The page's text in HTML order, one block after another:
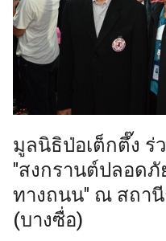
มูลนิธิป่อเต็กตึ๊ง ร่
"สงกรานต์ปลอด
ทางถนน" ณ สถา
(บางซื่อ)